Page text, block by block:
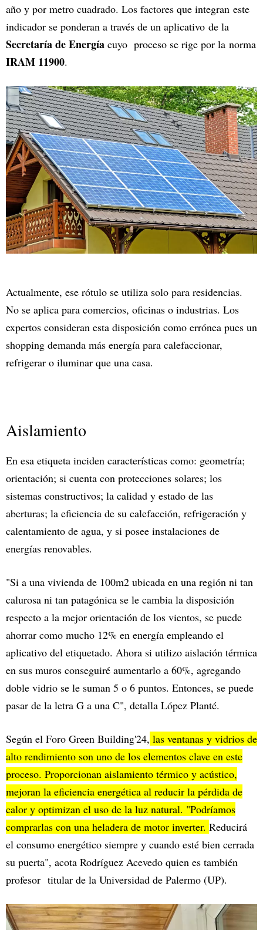
año y por metro cuadrado. Los factores que integran este
indicador se ponderan a través de un aplicativo de la
Secretaría de Energía cuyo proceso se rige por la norma
IRAM 11900.
Actualmente, ese rótulo se utiliza solo para residencias.
No se aplica para comercios, oficinas o industrias. Los
expertos consideran esta disposición como errónea pues un
shopping demanda más energía para calefaccionar,
refrigerar o iluminar que una casa.
Aislamiento
En esa etiqueta inciden características como: geometría;
orientación; si cuenta con protecciones solares; los
sistemas constructivos; la calidad y estado de las
aberturas; la eficiencia de su calefacción, refrigeración y
calentamiento de agua, y si posee instalaciones de
energías renovables.
"Si a una vivienda de 100m2 ubicada en una región ni tan
calurosa ni tan patagónica se le cambia la disposición
respecto a la mejor orientación de los vientos, se puede
ahorrar como mucho 12% en energía empleando el
aplicativo del etiquetado. Ahora si utilizo aislación térmica
en sus muros conseguiré aumentarlo a 60%, agregando
doble vidrio se le suman 5 o 6 puntos. Entonces, se puede
pasar de la letra G a una C", detalla López Planté.
Según el Foro Green Building'24, las ventanas y vidrios de
alto rendimiento son uno de los elementos clave en este
proceso. Proporcionan aislamiento térmico y acústico,
mejoran la eficiencia energética al reducir la pérdida de
calor y optimizan el uso de la luz natural. "Podríamos
comprarlas con una heladera de motor inverter. Reducirá
el consumo energético siempre y cuando esté bien cerrada
su puerta", acota Rodríguez Acevedo quien es también
profesor titular de la Universidad de Palermo (UP).